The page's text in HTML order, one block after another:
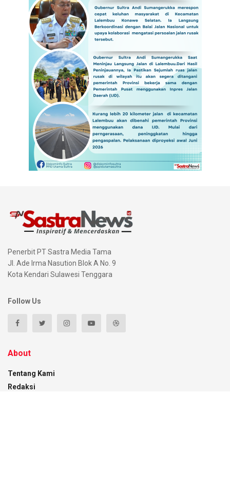
Penerbit PT Sastra Media Tama
Jl. Ade Irma Nasution Blok A No. 9
Kota Kendari Sulawesi Tenggara
Follow Us
About
Tentang Kami
Redaksi